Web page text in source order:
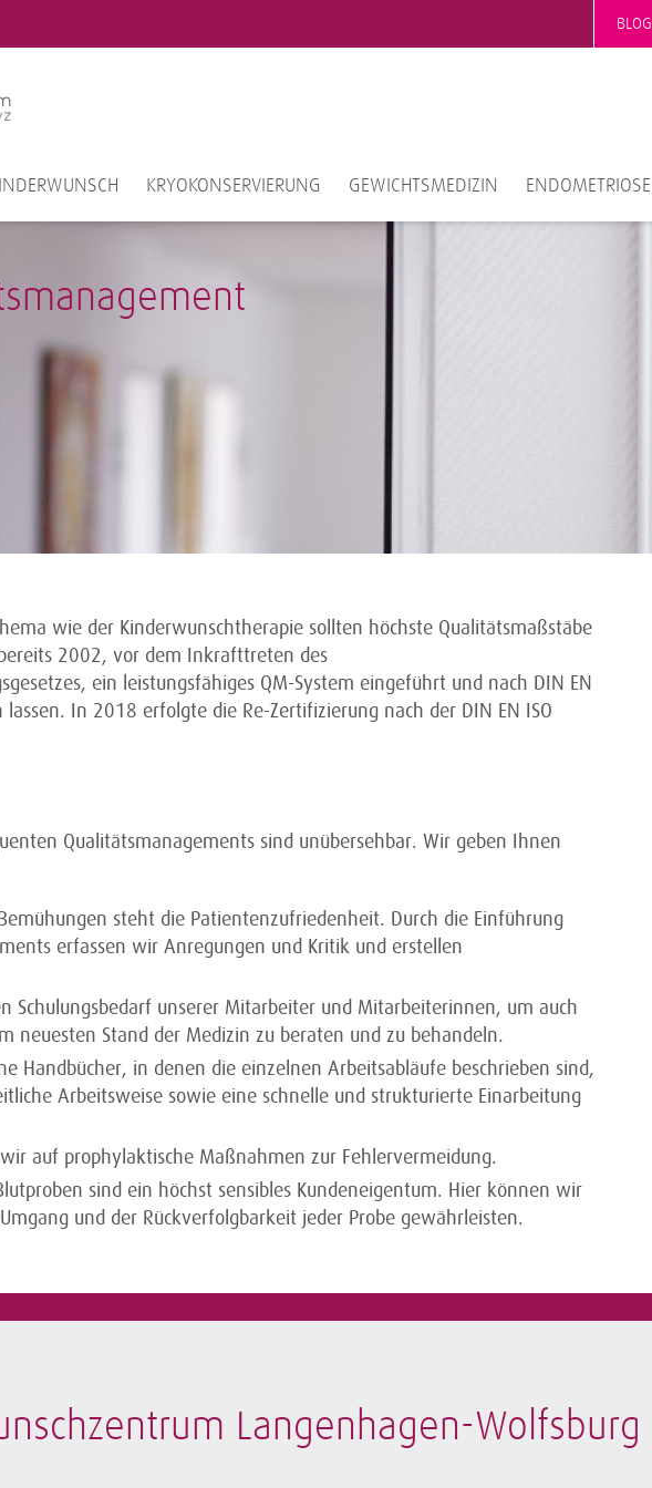
BLOG
KRYOKONSERVIERUNG GEWICHTSMEDIZIN ENDOMETRIOSE
wie der Kinderwunschtherapie sollten höchste Qualitätsmaßstäbe
2002, vor dem Inkrafttreten des
ein leistungsfähiges QM-System eingeführt und nach DIN EN
In 2018 erfolgte die Re-Zertifizierung nach der DIN EN ISO
Qualitätsmanagements sind unübersehbar. Wir geben Ihnen
steht die Patientenzufriedenheit. Durch die Einführung
erfassen wir Anregungen und Kritik und erstellen
Schulungsbedarf unserer Mitarbeiter und Mitarbeiterinnen, um auch
neuesten Stand der Medizin zu beraten und zu behandeln.
Handbücher, in denen die einzelnen Arbeitsabläufe beschrieben sind,
Arbeitsweise sowie eine schnelle und strukturierte Einarbeitung
auf prophylaktische Maßnahmen zur Fehlervermeidung.
sind ein höchst sensibles Kundeneigentum. Hier können wir
und der Rückverfolgbarkeit jeder Probe gewährleisten.
Langenhagen-Wolfsburg